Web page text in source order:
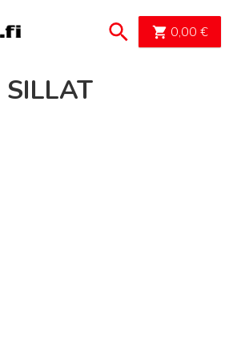
0,00 €
SILLAT